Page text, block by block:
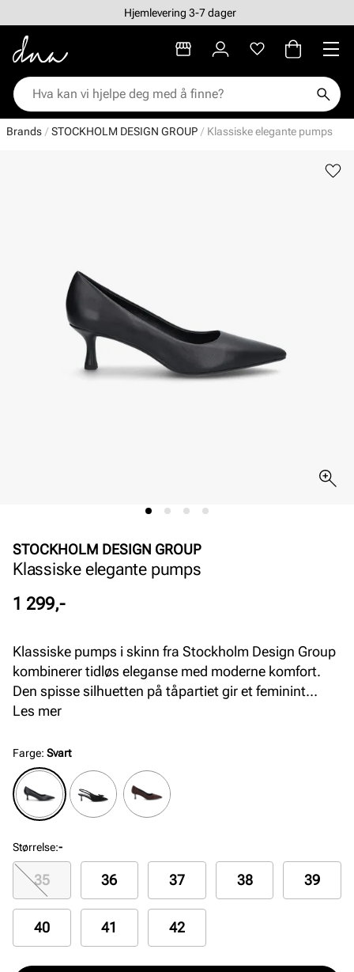
Hjemlevering 3-7 dager
Brands STOCKHOLM DESIGN GROUP Klassiske elegante pumps
STOCKHOLM DESIGN GROUP
Klassiske elegante pumps
Pris
1 299,-
Klassiske pumps i skinn fra Stockholm Design Group
kombinerer tidløs eleganse med moderne komfort.
Den spisse silhuetten på tåpartiet gir et feminint
uttrykk, mens innersålen med gele sikrer en behagelig
pumpsene er et must i garderoben.
Les mer
Farge: Svart
Størrelse:-
35 36 37 38 39
40 41 42